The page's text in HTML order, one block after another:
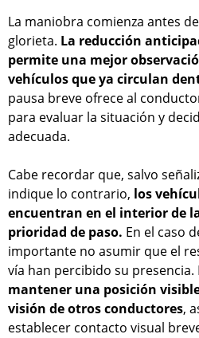
La maniobra comienza antes
glorieta. La reducción
permite una mejor
vehículos que ya circulan
pausa breve ofrece al
para evaluar la situación y
adecuada.
Cabe recordar que, salvo
indique lo contrario, los
encuentran en el interior de
prioridad de paso. En el caso
importante no asumir que el
vía han percibido su
mantener una posición
visión de otros conductores,
establecer contacto visual